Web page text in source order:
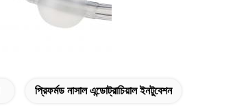
প্রিফর্মড নাসাল এন্ডোট্রাচিয়াল ইনটুবেশন